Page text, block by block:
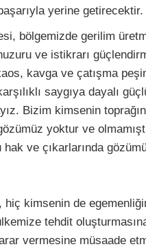
yerine getirecektir.
bölgemizde gerilim
ve istikrarı
kavga ve çatışma
saygıya dayalı
Bizim kimsenin
yoktur ve
ve çıkarlarında
hiç kimsenin de
tehdit
vermesine müsaade